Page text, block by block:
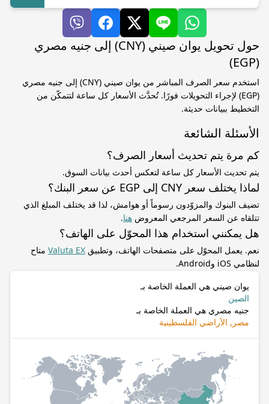
حول تحويل يوان صيني (CNY) إلى جنيه مصري
(EGP)
استخدم سعر الصرف المباشر من يوان صيني (CNY) إلى جنيه مصري
(EGP) لإجراء التحويلات فورًا. تُحدَّث الأسعار كل ساعة لتتمكّن من
التخطيط ببيانات حديثة.
الأسئلة الشائعة
كم مرة يتم تحديث أسعار الصرف؟
يتم تحديث الأسعار كل ساعة لتعكس أحدث بيانات السوق.
لماذا يختلف سعر CNY إلى EGP عن سعر البنك؟
تضيف البنوك والمزوّدون رسوماً أو هوامش، لذا قد يختلف المبلغ الذي
تتلقاه عن السعر المرجعي المعروض هنا.
هل يمكنني استخدام هذا المحوّل على الهاتف؟
نعم. يعمل المحوّل على متصفحات الهاتف، وتطبيق Valuta EX متاح
لنظامي iOS وAndroid.
يوان صيني هي العملة الخاصة بـ
الصين
جنيه مصري هي العملة الخاصة بـ
مصر, الأراضي الفلسطينية